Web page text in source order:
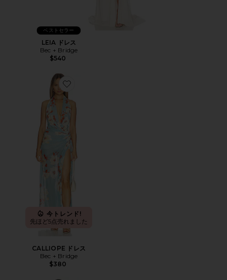
ベストセラー
LEIA ドレス
Bec + Bridge
$540
Favorite CALLIOPE ドレス
今トレンド!
先ほど5点売れました
CALLIOPE ドレス
Bec + Bridge
$380